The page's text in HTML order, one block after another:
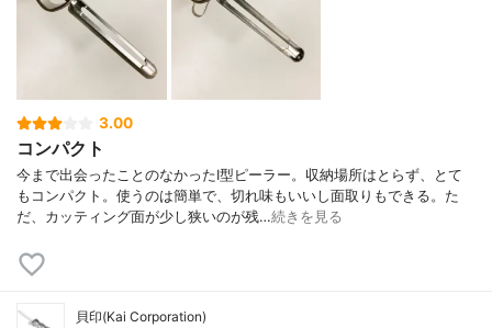
3.00
コンパクト
今まで出会ったことのなかったI型ピーラー。収納場所はとらず、とて
もコンパクト。使うのは簡単で、切れ味もいいし面取りもできる。た
だ、カッティング面が少し狭いのが残…続きを見る
貝印(Kai Corporation)